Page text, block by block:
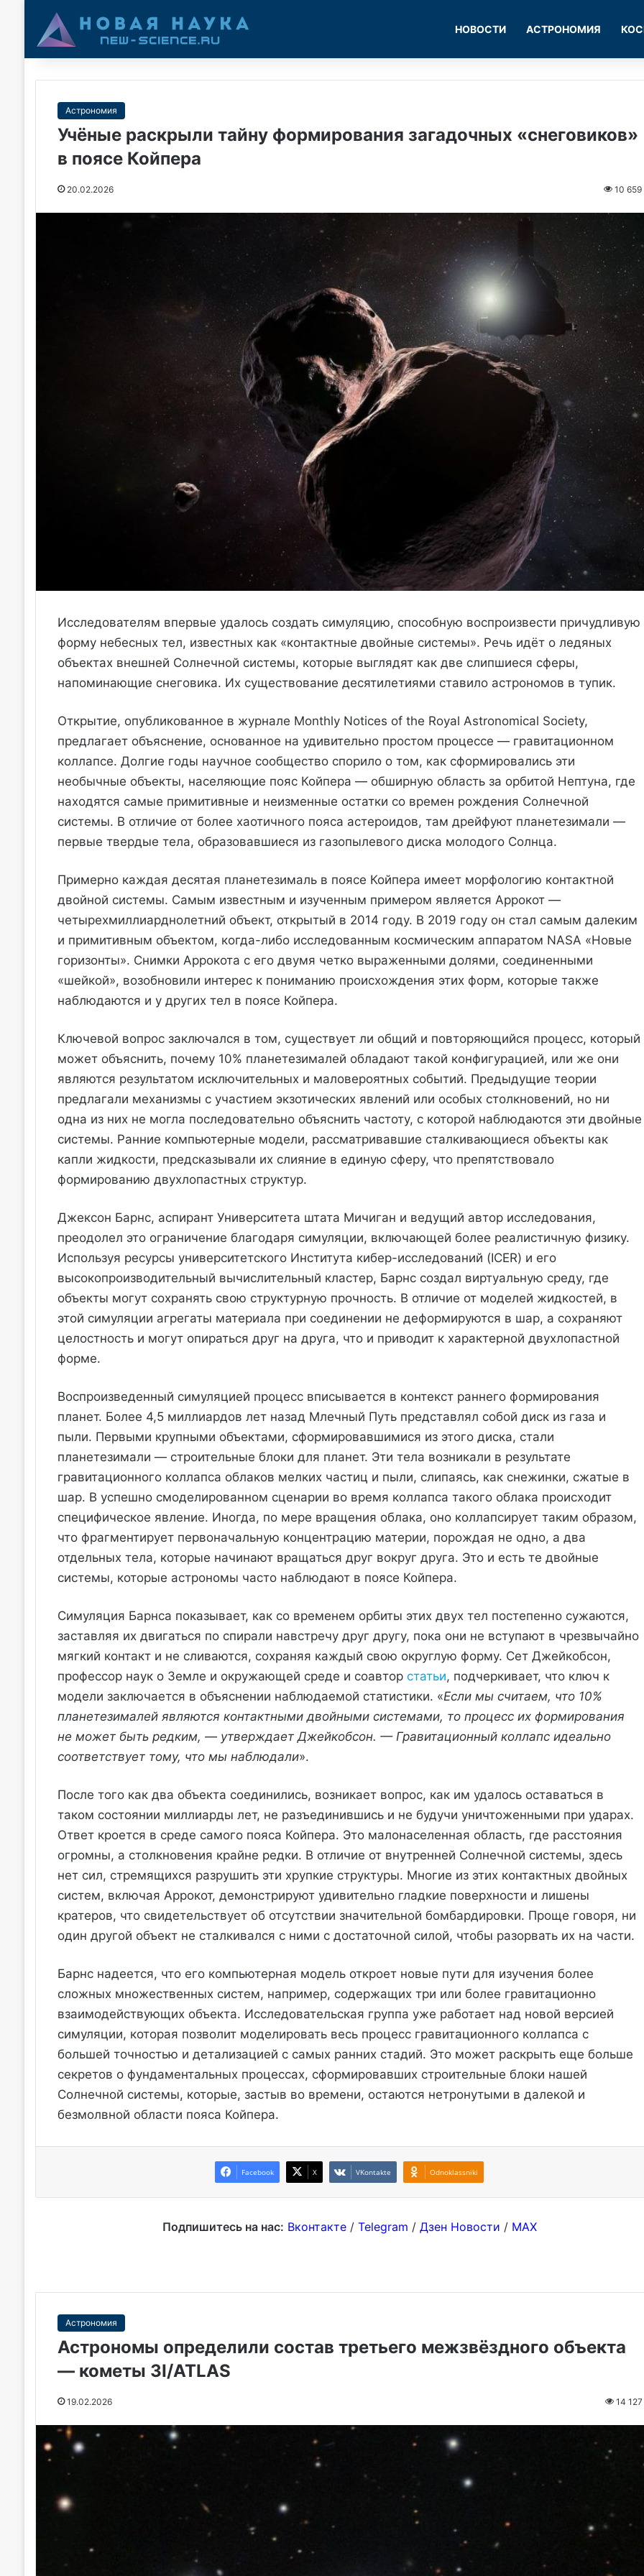
НОВОСТИ АСТРОНОМИЯ
Астрономия
Учёные раскрыли тайну формирования загадочных «снеговиков»
в поясе Койпера
20.02.2026 10 659
Исследователям впервые удалось создать симуляцию, способную воспроизвести причудливую
форму небесных тел, известных как «контактные двойные системы». Речь идёт о ледяных
объектах внешней Солнечной системы, которые выглядят как две слипшиеся сферы,
напоминающие снеговика. Их существование десятилетиями ставило астрономов в тупик.
Открытие, опубликованное в журнале Monthly Notices of the Royal Astronomical Society,
предлагает объяснение, основанное на удивительно простом процессе — гравитационном
коллапсе. Долгие годы научное сообщество спорило о том, как сформировались эти
необычные объекты, населяющие пояс Койпера — обширную область за орбитой Нептуна, где
находятся самые примитивные и неизменные остатки со времен рождения Солнечной
системы. В отличие от более хаотичного пояса астероидов, там дрейфуют планетезимали —
первые твердые тела, образовавшиеся из газопылевого диска молодого Солнца.
Примерно каждая десятая планетезималь в поясе Койпера имеет морфологию контактной
двойной системы. Самым известным и изученным примером является Аррокот —
четырехмиллиарднолетний объект, открытый в 2014 году. В 2019 году он стал самым далеким
и примитивным объектом, когда-либо исследованным космическим аппаратом NASA «Новые
горизонты». Снимки Аррокота с его двумя четко выраженными долями, соединенными
«шейкой», возобновили интерес к пониманию происхождения этих форм, которые также
наблюдаются и у других тел в поясе Койпера.
Ключевой вопрос заключался в том, существует ли общий и повторяющийся процесс, который
может объяснить, почему 10% планетезималей обладают такой конфигурацией, или же они
являются результатом исключительных и маловероятных событий. Предыдущие теории
предлагали механизмы с участием экзотических явлений или особых столкновений, но ни
одна из них не могла последовательно объяснить частоту, с которой наблюдаются эти двойные
системы. Ранние компьютерные модели, рассматривавшие сталкивающиеся объекты как
капли жидкости, предсказывали их слияние в единую сферу, что препятствовало
формированию двухлопастных структур.
Джексон Барнс, аспирант Университета штата Мичиган и ведущий автор исследования,
преодолел это ограничение благодаря симуляции, включающей более реалистичную физику.
Используя ресурсы университетского Института кибер-исследований (ICER) и его
высокопроизводительный вычислительный кластер, Барнс создал виртуальную среду, где
объекты могут сохранять свою структурную прочность. В отличие от моделей жидкостей, в
этой симуляции агрегаты материала при соединении не деформируются в шар, а сохраняют
целостность и могут опираться друг на друга, что и приводит к характерной двухлопастной
форме.
Воспроизведенный симуляцией процесс вписывается в контекст раннего формирования
планет. Более 4,5 миллиардов лет назад Млечный Путь представлял собой диск из газа и
пыли. Первыми крупными объектами, сформировавшимися из этого диска, стали
планетезимали — строительные блоки для планет. Эти тела возникали в результате
гравитационного коллапса облаков мелких частиц и пыли, слипаясь, как снежинки, сжатые в
шар. В успешно смоделированном сценарии во время коллапса такого облака происходит
специфическое явление. Иногда, по мере вращения облака, оно коллапсирует таким образом,
что фрагментирует первоначальную концентрацию материи, порождая не одно, а два
отдельных тела, которые начинают вращаться друг вокруг друга. Это и есть те двойные
системы, которые астрономы часто наблюдают в поясе Койпера.
Симуляция Барнса показывает, как со временем орбиты этих двух тел постепенно сужаются,
заставляя их двигаться по спирали навстречу друг другу, пока они не вступают в чрезвычайно
мягкий контакт и не сливаются, сохраняя каждый свою округлую форму. Сет Джейкобсон,
профессор наук о Земле и окружающей среде и соавтор статьи, подчеркивает, что ключ к
модели заключается в объяснении наблюдаемой статистики. «Если мы считаем, что 10%
планетезималей являются контактными двойными системами, то процесс их формирования
не может быть редким, — утверждает Джейкобсон. — Гравитационный коллапс идеально
соответствует тому, что мы наблюдали».
После того как два объекта соединились, возникает вопрос, как им удалось оставаться в
таком состоянии миллиарды лет, не разъединившись и не будучи уничтоженными при ударах.
Ответ кроется в среде самого пояса Койпера. Это малонаселенная область, где расстояния
огромны, а столкновения крайне редки. В отличие от внутренней Солнечной системы, здесь
нет сил, стремящихся разрушить эти хрупкие структуры. Многие из этих контактных двойных
систем, включая Аррокот, демонстрируют удивительно гладкие поверхности и лишены
кратеров, что свидетельствует об отсутствии значительной бомбардировки. Проще говоря, ни
один другой объект не сталкивался с ними с достаточной силой, чтобы разорвать их на части.
Барнс надеется, что его компьютерная модель откроет новые пути для изучения более
сложных множественных систем, например, содержащих три или более гравитационно
взаимодействующих объекта. Исследовательская группа уже работает над новой версией
симуляции, которая позволит моделировать весь процесс гравитационного коллапса с
большей точностью и детализацией с самых ранних стадий. Это может раскрыть еще больше
секретов о фундаментальных процессах, сформировавших строительные блоки нашей
Солнечной системы, которые, застыв во времени, остаются нетронутыми в далекой и
безмолвной области пояса Койпера.
Facebook X VKontakte Odnoklassniki
Подпишитесь на нас: Вконтакте/ Telegram / Дзен Новости / MAX